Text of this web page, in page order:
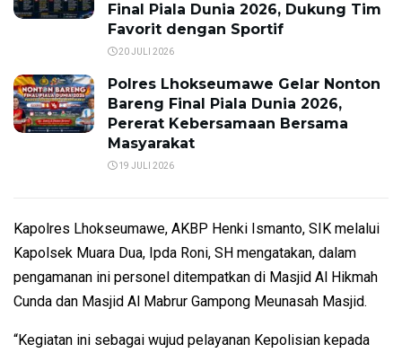
Final Piala Dunia 2026, Dukung Tim
Favorit dengan Sportif
20 JULI 2026
Polres Lhokseumawe Gelar Nonton
Bareng Final Piala Dunia 2026,
Pererat Kebersamaan Bersama
Masyarakat
19 JULI 2026
Kapolres Lhokseumawe, AKBP Henki Ismanto, SIK melalui
Kapolsek Muara Dua, Ipda Roni, SH mengatakan, dalam
pengamanan ini personel ditempatkan di Masjid Al Hikmah
Cunda dan Masjid Al Mabrur Gampong Meunasah Masjid.
“Kegiatan ini sebagai wujud pelayanan Kepolisian kepada